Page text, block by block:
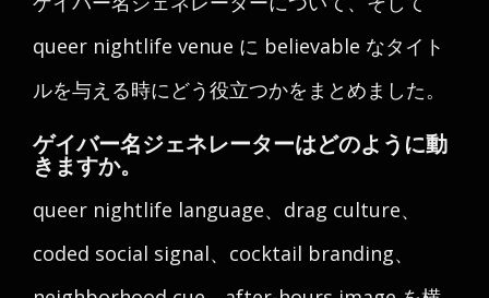
queer nightlife venue に believable なタイト
ルを与える時にどう役立つかをまとめました。
ゲイバー名ジェネレーターはどのように動
きますか。
queer nightlife language、drag culture、
coded social signal、cocktail branding、